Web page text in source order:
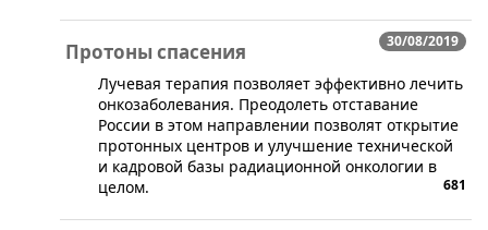
30/08/2019
Протоны спасения
​Лучевая терапия позволяет эффективно лечить
онкозаболевания. Преодолеть отставание
России в этом направлении позволят открытие
протонных центров и улучшение технической
и кадровой базы радиационной онкологии в
целом.
681